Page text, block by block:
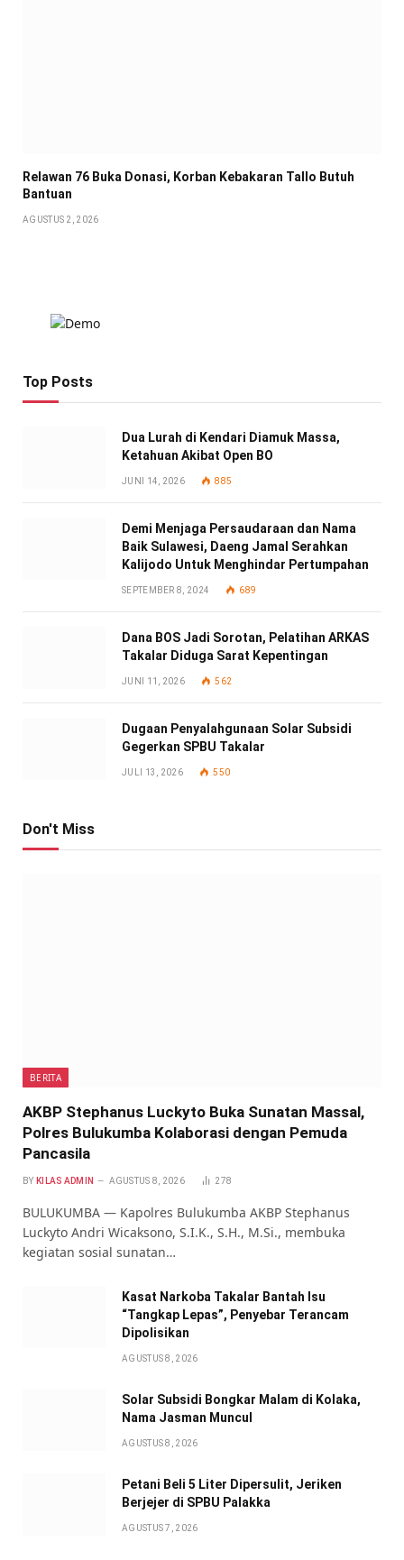
Relawan 76 Buka Donasi, Korban Kebakaran Tallo Butuh
Bantuan
AGUSTUS 2, 2026
Top Posts
Dua Lurah di Kendari Diamuk Massa,
Ketahuan Akibat Open BO
JUNI 14, 2026 885
Demi Menjaga Persaudaraan dan Nama
Baik Sulawesi, Daeng Jamal Serahkan
Kalijodo Untuk Menghindar Pertumpahan
SEPTEMBER 8, 2024 689
Dana BOS Jadi Sorotan, Pelatihan ARKAS
Takalar Diduga Sarat Kepentingan
JUNI 11, 2026 562
Dugaan Penyalahgunaan Solar Subsidi
Gegerkan SPBU Takalar
JULI 13, 2026 550
Don't Miss
BERITA
AKBP Stephanus Luckyto Buka Sunatan Massal,
Polres Bulukumba Kolaborasi dengan Pemuda
Pancasila
BY KILAS ADMIN AGUSTUS 8, 2026 278
BULUKUMBA — Kapolres Bulukumba AKBP Stephanus
Luckyto Andri Wicaksono, S.I.K., S.H., M.Si., membuka
kegiatan sosial sunatan…
Kasat Narkoba Takalar Bantah Isu
“Tangkap Lepas”, Penyebar Terancam
Dipolisikan
AGUSTUS 8, 2026
Solar Subsidi Bongkar Malam di Kolaka,
Nama Jasman Muncul
AGUSTUS 8, 2026
Petani Beli 5 Liter Dipersulit, Jeriken
Berjejer di SPBU Palakka
AGUSTUS 7, 2026